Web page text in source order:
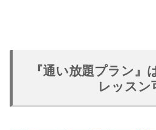
『通い放題プラン』
レッスン